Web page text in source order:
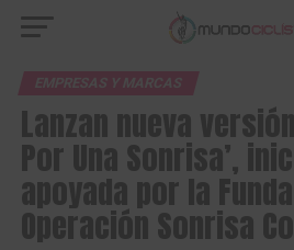
EMPRESAS Y MARCAS
Lanzan nueva
Por Una Sonrisa’,
apoyada por la
Operación Sonrisa